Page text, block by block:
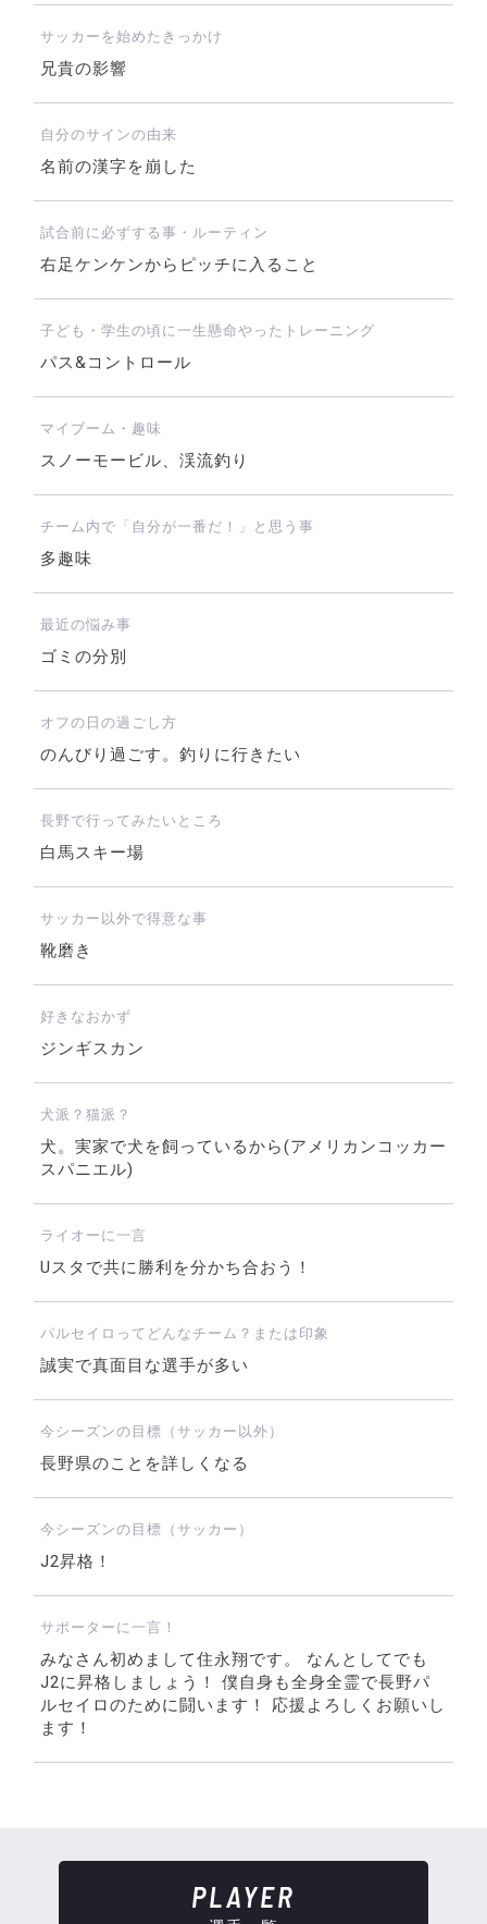
サッカーを始めたきっかけ
兄貴の影響
自分のサインの由来
名前の漢字を崩した
試合前に必ずする事・ルーティン
右足ケンケンからピッチに入ること
子ども・学生の頃に一生懸命やったトレーニング
パス&コントロール
マイブーム・趣味
スノーモービル、渓流釣り
チーム内で「自分が一番だ！」と思う事
多趣味
最近の悩み事
ゴミの分別
オフの日の過ごし方
のんびり過ごす。釣りに行きたい
長野で行ってみたいところ
白馬スキー場
サッカー以外で得意な事
靴磨き
好きなおかず
ジンギスカン
犬派？猫派？
犬。実家で犬を飼っているから(アメリカンコッカー
スパニエル)
ライオーに一言
Uスタで共に勝利を分かち合おう！
パルセイロってどんなチーム？または印象
誠実で真面目な選手が多い
今シーズンの目標（サッカー以外）
長野県のことを詳しくなる
今シーズンの目標（サッカー）
J2昇格！
サポーターに一言！
みなさん初めまして住永翔です。 なんとしてでも
J2に昇格しましょう！ 僕自身も全身全霊で長野パ
ルセイロのために闘います！ 応援よろしくお願いし
ます！
PLAYER